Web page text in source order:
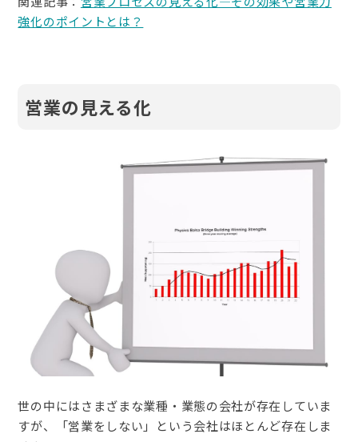
強化のポイントとは？
営業の見える化
世の中にはさまざまな業種・業態の会社が存在していま
すが、「営業をしない」という会社はほとんど存在しま